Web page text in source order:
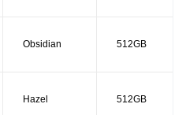
Obsidian 512GB
Hazel 512GB